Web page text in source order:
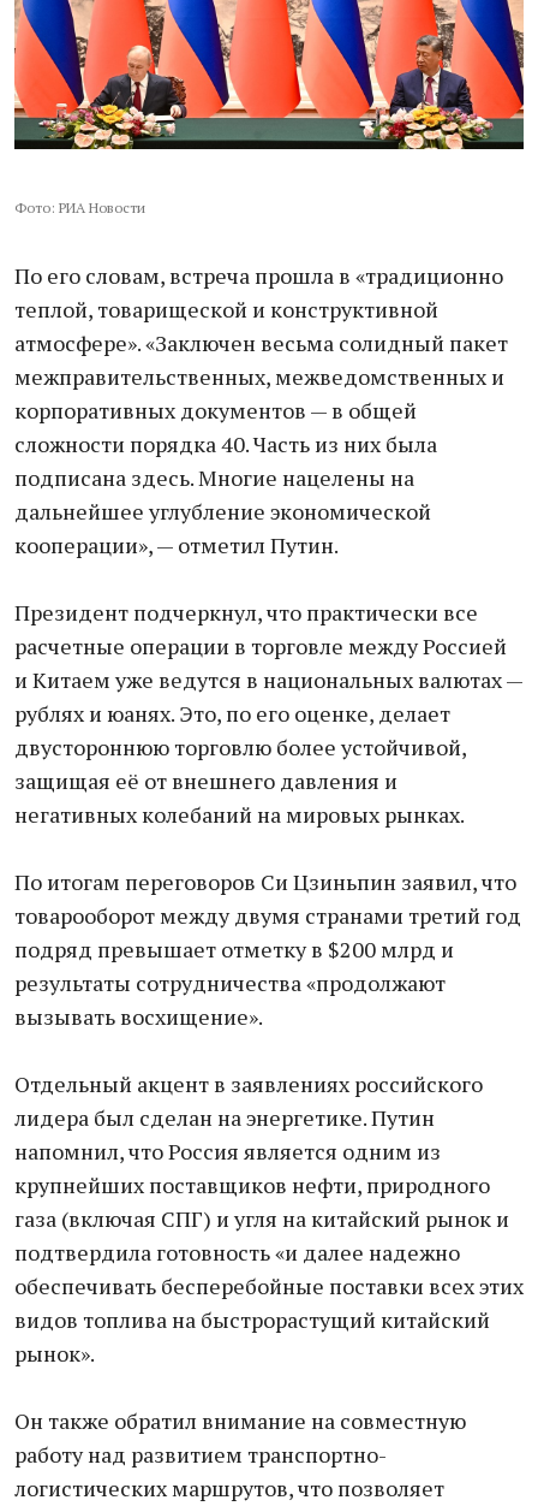
Фото: РИА Новости
По его словам, встреча прошла в «традиционно
теплой, товарищеской и конструктивной
атмосфере». «Заключен весьма солидный пакет
межправительственных, межведомственных и
корпоративных документов — в общей
сложности порядка 40. Часть из них была
подписана здесь. Многие нацелены на
дальнейшее углубление экономической
кооперации», — отметил Путин.
Президент подчеркнул, что практически все
расчетные операции в торговле между Россией
и Китаем уже ведутся в национальных валютах —
рублях и юанях. Это, по его оценке, делает
двустороннюю торговлю более устойчивой,
защищая её от внешнего давления и
негативных колебаний на мировых рынках.
По итогам переговоров Си Цзиньпин заявил, что
товарооборот между двумя странами третий год
подряд превышает отметку в $200 млрд и
результаты сотрудничества «продолжают
вызывать восхищение».
Отдельный акцент в заявлениях российского
лидера был сделан на энергетике. Путин
напомнил, что Россия является одним из
крупнейших поставщиков нефти, природного
газа (включая СПГ) и угля на китайский рынок и
подтвердила готовность «и далее надежно
обеспечивать бесперебойные поставки всех этих
видов топлива на быстрорастущий китайский
рынок».
Он также обратил внимание на совместную
работу над развитием транспортно-
логистических маршрутов, что позволяет